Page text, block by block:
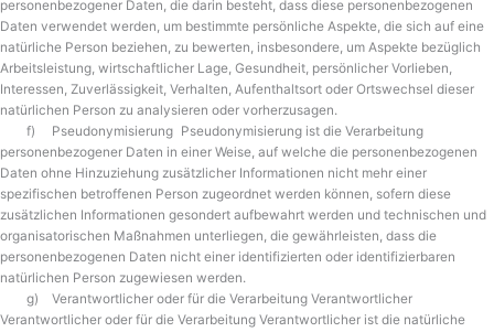
personenbezogener Daten, die darin besteht, dass diese personenbezogenen
Daten verwendet werden, um bestimmte persönliche Aspekte, die sich auf eine
natürliche Person beziehen, zu bewerten, insbesondere, um Aspekte bezüglich
Arbeitsleistung, wirtschaftlicher Lage, Gesundheit, persönlicher Vorlieben,
Interessen, Zuverlässigkeit, Verhalten, Aufenthaltsort oder Ortswechsel dieser
natürlichen Person zu analysieren oder vorherzusagen.
f) Pseudonymisierung Pseudonymisierung ist die Verarbeitung
personenbezogener Daten in einer Weise, auf welche die personenbezogenen
Daten ohne Hinzuziehung zusätzlicher Informationen nicht mehr einer
spezifischen betroffenen Person zugeordnet werden können, sofern diese
zusätzlichen Informationen gesondert aufbewahrt werden und technischen und
organisatorischen Maßnahmen unterliegen, die gewährleisten, dass die
personenbezogenen Daten nicht einer identifizierten oder identifizierbaren
natürlichen Person zugewiesen werden.
g) Verantwortlicher oder für die Verarbeitung Verantwortlicher
Verantwortlicher oder für die Verarbeitung Verantwortlicher ist die natürliche